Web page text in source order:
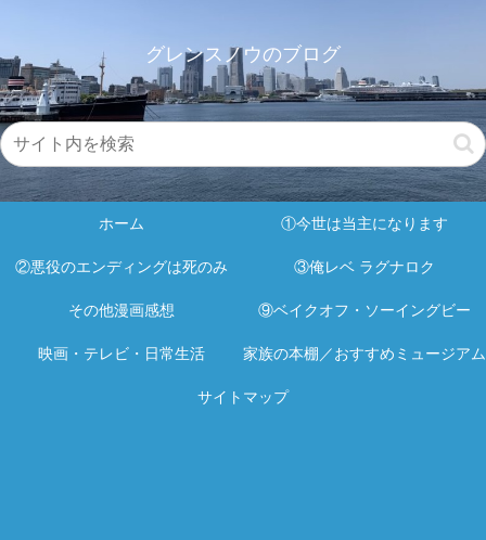
グレンスノウのブログ
ホーム ①今世は当主になります
②悪役のエンディングは死のみ ③俺レベ ラグナロク
その他漫画感想 ⑨ベイクオフ・ソーイングビー
映画・テレビ・日常生活 家族の本棚／おすすめミュージアム
サイトマップ